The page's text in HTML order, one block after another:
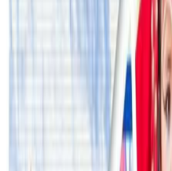
थापाथलीबाट
२०२६ जुलाई २७
अष्ट्रेलियामा
भेटिएपछि शिक्षा